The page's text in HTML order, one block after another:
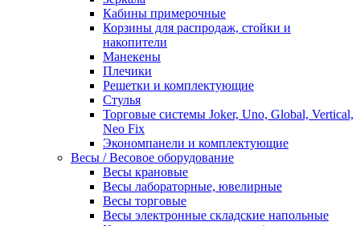
Кабины примерочные
Корзины для распродаж, стойки и
накопители
Манекены
Плечики
Решетки и комплектующие
Стулья
Торговые системы Joker, Uno, Global, Vertical,
Neo Fix
Экономпанели и комплектующие
Весы / Весовое оборудование
Весы крановые
Весы лабораторные, ювелирные
Весы торговые
Весы электронные складские напольные